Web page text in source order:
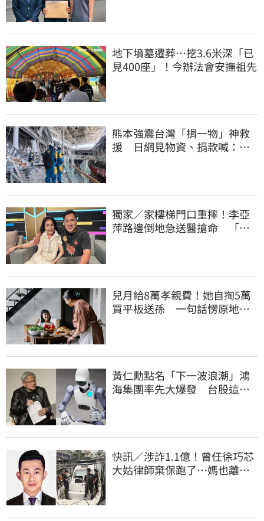
地下墳墓遷葬…挖3.6米深「已
見400座」！今辦法會安撫祖先
熊本強震台灣「捐一物」神救
援 日網見物資、捐款喊：給
獨家／家樓梯門口重摔！李亞
萍路邊倒地急送醫搶命 「最
兒月給8萬孝親費！她自掏5萬
買平板送孫 一句話愣原地
黃仁勳點名「下一波浪潮」鴻
海集團率先大爆發 台股這族
快訊／涉詐1.1億！曾任徐巧芯
大姑律師棄保跑了…媽也離